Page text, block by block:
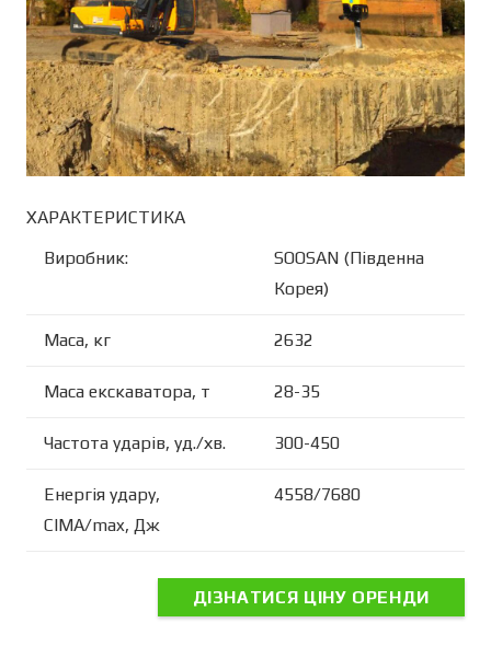
ХАРАКТЕРИСТИКА
Виробник:
SOOSAN (Південна
Корея)
Маса, кг 2632
Маса екскаватора, т 28-35
Частота ударів, уд./хв. 300-450
Енергія удару,
CIMA/max, Дж
4558/7680
ДІЗНАТИСЯ ЦІНУ ОРЕНДИ